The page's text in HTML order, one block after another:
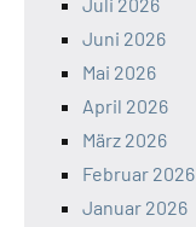
Juni 2026
Mai 2026
April 2026
März 2026
Februar 2026
Januar 2026